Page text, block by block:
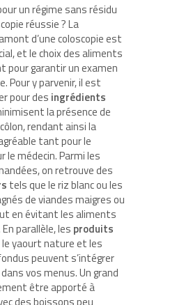
un régime sans résidu
réussie ? La
d’une coloscopie est
et le choix des aliments
pour garantir un examen
Pour y parvenir, il est
pour des ingrédients
la présence de
rendant ainsi la
tant pour le
le médecin. Parmi les
on retrouve des
tels que le riz blanc ou les
de viandes maigres ou
en évitant les aliments
parallèle, les produits
yaourt nature et les
peuvent s’intégrer
vos menus. Un grand
être apporté à
des boissons peu